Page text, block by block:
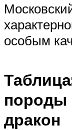
особым
породы
дракон